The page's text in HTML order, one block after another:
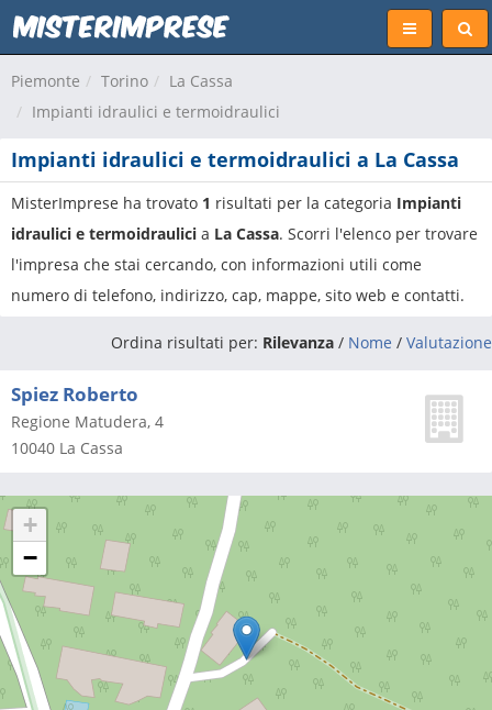
Piemonte Torino
La Cassa
Impianti idraulici e termoidraulici
Impianti idraulici e termoidraulici a La Cassa
MisterImprese ha trovato 1 risultati per la categoria Impianti
idraulici e termoidraulici a La Cassa. Scorri l'elenco per trovare
l'impresa che stai cercando, con informazioni utili come
numero di telefono, indirizzo, cap, mappe, sito web e contatti.
Ordina risultati per: Rilevanza / Nome / Valutazione
Spiez Roberto
Regione Matudera, 4
10040 La Cassa
+
−